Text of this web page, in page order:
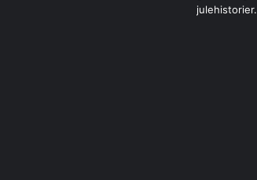
julehistorier.